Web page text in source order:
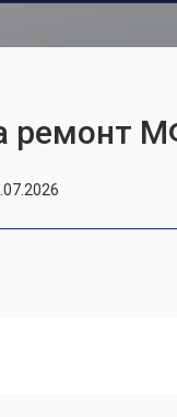
ремонт